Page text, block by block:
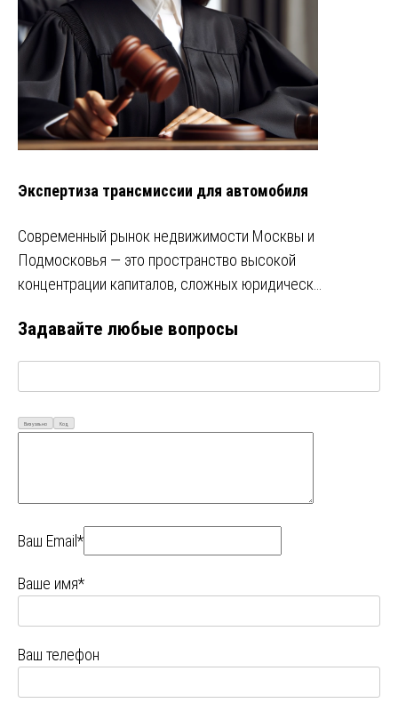
Экспертиза трансмиссии для автомобиля
Современный рынок недвижимости Москвы и
Подмосковья — это пространство высокой
концентрации капиталов, сложных юридическ…
Задавайте любые вопросы
Визуально Код
Ваш Email*
Ваше имя*
Ваш телефон